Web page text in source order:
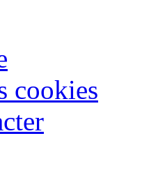
cookies